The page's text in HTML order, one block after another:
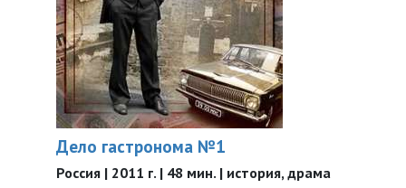
Дело гастронома №1
Россия | 2011 г. | 48 мин. | история, драма